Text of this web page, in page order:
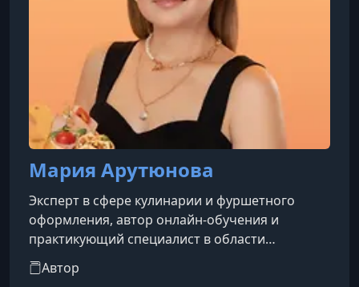
Мария Арутюнова
Эксперт в сфере кулинарии и фуршетного
оформления, автор онлайн-обучения и
практикующий специалист в области
кейтеринга. Она ведет блог, в котором делится
авторскими рецептами, идеями эффектной
Автор